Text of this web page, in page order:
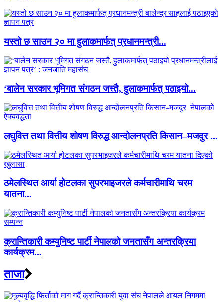
यस्तो छ साउन २० मा हुलाकमार्फत् प्रधानमन्त्री...
‘बालेन सरकार भूमिगत संगठन जस्तै, हुलाकमार्फत् पठाइयो...
लघुवित्त तथा वित्तीय शोषण विरुद्ध आन्दोलनप्रति किसान–मजदुर ...
ठमेलस्थित आर्या होटलका सुपरभाइजरले कर्मचारीमाथि चरम
यातना...
क्रान्तिकारी कम्युनिष्ट पार्टी नेपालको जनतासँग अन्तरक्रिया
कार्यक्रम...
ताजा